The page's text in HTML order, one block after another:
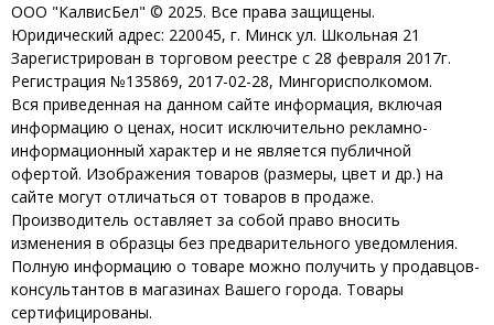
ООО "КалвисБел" © 2025. Все права защищены.
Юридический адрес: 220045, г. Минск ул. Школьная 21
Зарегистрирован в торговом реестре с 28 февраля 2017г.
Регистрация №135869, 2017-02-28, Мингорисполкомом.
Вся приведенная на данном сайте информация, включая
информацию о ценах, носит исключительно рекламно-
информационный характер и не является публичной
офертой. Изображения товаров (размеры, цвет и др.) на
сайте могут отличаться от товаров в продаже.
Производитель оставляет за собой право вносить
изменения в образцы без предварительного уведомления.
Полную информацию о товаре можно получить у продавцов-
консультантов в магазинах Вашего города. Товары
сертифицированы.